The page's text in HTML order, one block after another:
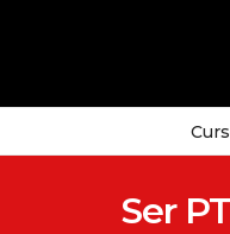
Ser